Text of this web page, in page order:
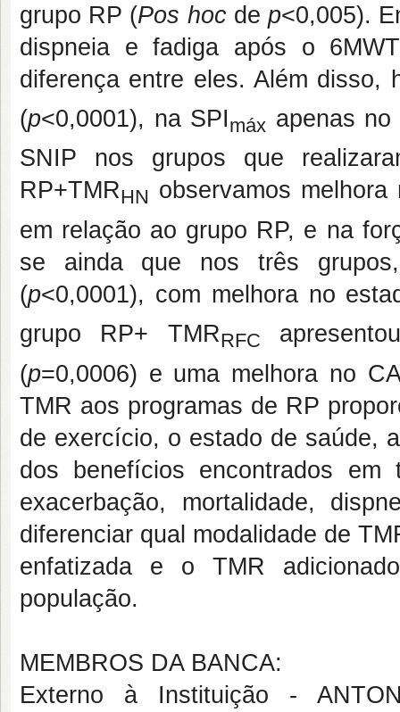
grupo RP (Pos hocde p<0,005).
dispneia e fadiga após o
diferença entre eles. Além disso,
(p<0,0001), na SPImáx apenas no
SNIP nos grupos que
RP+TMRHN observamos melhora
em relação ao grupo RP, e na
se ainda que nos três
(p˂0,0001), com melhora no
grupo RP+ TMRRFC
(p=0,0006) e uma melhora no
TMR aos programas de RP
de exercício, o estado de saúde,
dos benefícios encontrados
exacerbação, mortalidade,
diferenciar qual modalidade de
enfatizada e o TMR
população.
MEMBROS DA BANCA:
Externo à Instituição -